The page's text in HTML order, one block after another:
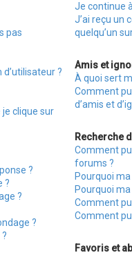
pas
?
clique sur
?
?
?
?
Je continue
J’ai reçu un
quelqu’un
Amis et
À quoi sert
Comment
d’amis et
Recherche
Comment
forums ?
Pourquoi
Pourquoi
Comment
Comment
Favoris et